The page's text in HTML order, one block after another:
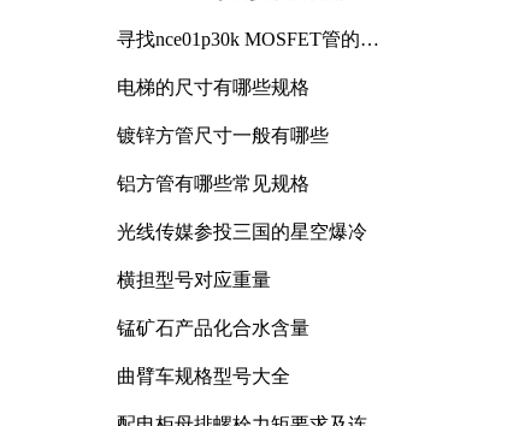
寻找nce01p30k MOSFET管的合
电梯的尺寸有哪些规格
镀锌方管尺寸一般有哪些
铝方管有哪些常见规格
光线传媒参投三国的星空爆冷
横担型号对应重量
锰矿石产品化合水含量
曲臂车规格型号大全